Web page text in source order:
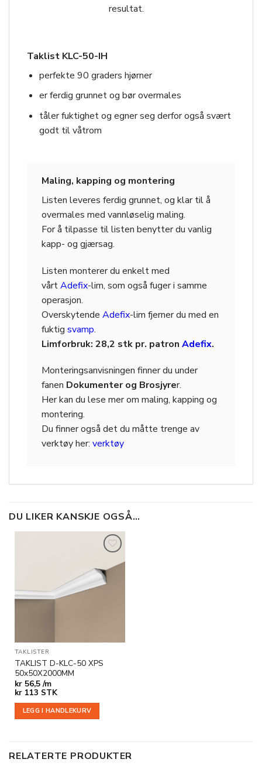
resultat.
Taklist KLC-50-IH
perfekte 90 graders hjørner
er ferdig grunnet og bør overmales
tåler fuktighet og egner seg derfor også svært
godt til våtrom
Maling, kapping og montering
Listen leveres ferdig grunnet, og klar til å
overmales med vannløselig maling.
For å tilpasse til listen benytter du vanlig
kapp- og gjærsag.
Listen monterer du enkelt med
vårtAdefix-lim, som også fuger i samme
operasjon.
Overskytende Adefix-lim fjerner du med en
fuktig svamp.
Limforbruk: 28,2 stk pr. patron Adefix.
Monteringsanvisningen finner du under
fanen Dokumenter og Brosjyrer.
Her kan du lese mer om maling, kapping og
montering.
Du finner også det du måtte trenge av
verktøy her: verktøy
DU LIKER KANSKJE OGSÅ…
Legg til
i
ønskeliste
TAKLISTER
TAKLIST D-KLC-50 XPS
50x50X2000MM
kr56,5 /m
kr113 STK
LEGG I HANDLEKURV
RELATERTE PRODUKTER